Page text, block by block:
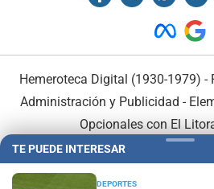
Hemeroteca Digital (1930-1979) -
Administración y Publicidad -
Opcionales con El
TE PUEDE INTERESAR
DEPORTES